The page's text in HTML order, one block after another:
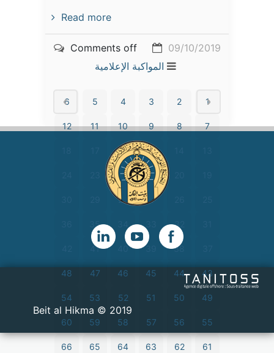
Read more
09/10/2019
Comments off
المواكبة الإعلامية
1
2
3
4
5
6
7
8
9
10
11
12
15
16
21
22
27
28
32
35
38
39
40
41
43
44
45
46
47
48
49
50
51
52
53
54
55
56
57
58
59
60
61
62
63
64
65
66
2019 © Beit al Hikma